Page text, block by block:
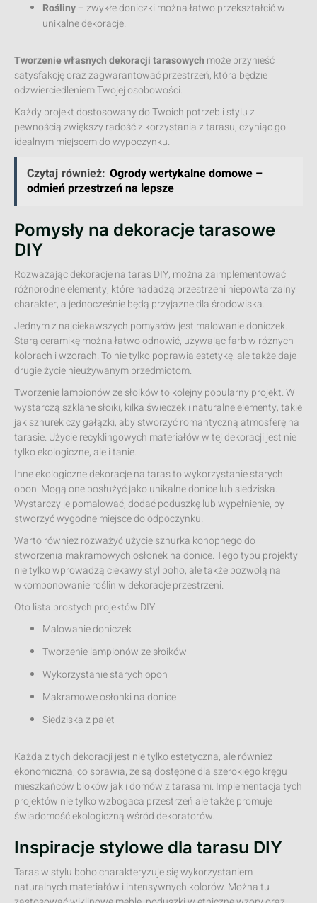
Rośliny– zwykłe doniczki można łatwo przekształcić w
unikalne dekoracje.
Tworzenie własnych dekoracji tarasowych może przynieść
satysfakcję oraz zagwarantować przestrzeń, która będzie
odzwierciedleniem Twojej osobowości.
Każdy projekt dostosowany do Twoich potrzeb i stylu z
pewnością zwiększy radość z korzystania z tarasu, czyniąc go
idealnym miejscem do wypoczynku.
Czytaj również: Ogrody wertykalne domowe –
odmień przestrzeń na lepsze
Pomysły na dekoracje tarasowe
DIY
Rozważając dekoracje na taras DIY, można zaimplementować
różnorodne elementy, które nadadzą przestrzeni niepowtarzalny
charakter, a jednocześnie będą przyjazne dla środowiska.
Jednym z najciekawszych pomysłów jest malowanie doniczek.
Starą ceramikę można łatwo odnowić, używając farb w różnych
kolorach i wzorach. To nie tylko poprawia estetykę, ale także daje
drugie życie nieużywanym przedmiotom.
Tworzenie lampionów ze słoików to kolejny popularny projekt. W
wystarczą szklane słoiki, kilka świeczek i naturalne elementy, takie
jak sznurek czy gałązki, aby stworzyć romantyczną atmosferę na
tarasie. Użycie recyklingowych materiałów w tej dekoracji jest nie
tylko ekologiczne, ale i tanie.
Inne ekologiczne dekoracje na taras to wykorzystanie starych
opon. Mogą one posłużyć jako unikalne donice lub siedziska.
Wystarczy je pomalować, dodać poduszkę lub wypełnienie, by
stworzyć wygodne miejsce do odpoczynku.
Warto również rozważyć użycie sznurka konopnego do
stworzenia makramowych osłonek na donice. Tego typu projekty
nie tylko wprowadzą ciekawy styl boho, ale także pozwolą na
wkomponowanie roślin w dekoracje przestrzeni.
Oto lista prostych projektów DIY:
Malowanie doniczek
Tworzenie lampionów ze słoików
Wykorzystanie starych opon
Makramowe osłonki na donice
Siedziska z palet
Każda z tych dekoracji jest nie tylko estetyczna, ale również
ekonomiczna, co sprawia, że są dostępne dla szerokiego kręgu
mieszkańców bloków jak i domów z tarasami. Implementacja tych
projektów nie tylko wzbogaca przestrzeń ale także promuje
świadomość ekologiczną wśród dekoratorów.
Inspiracje stylowe dla tarasu DIY
Taras w stylu boho charakteryzuje się wykorzystaniem
naturalnych materiałów i intensywnych kolorów. Można tu